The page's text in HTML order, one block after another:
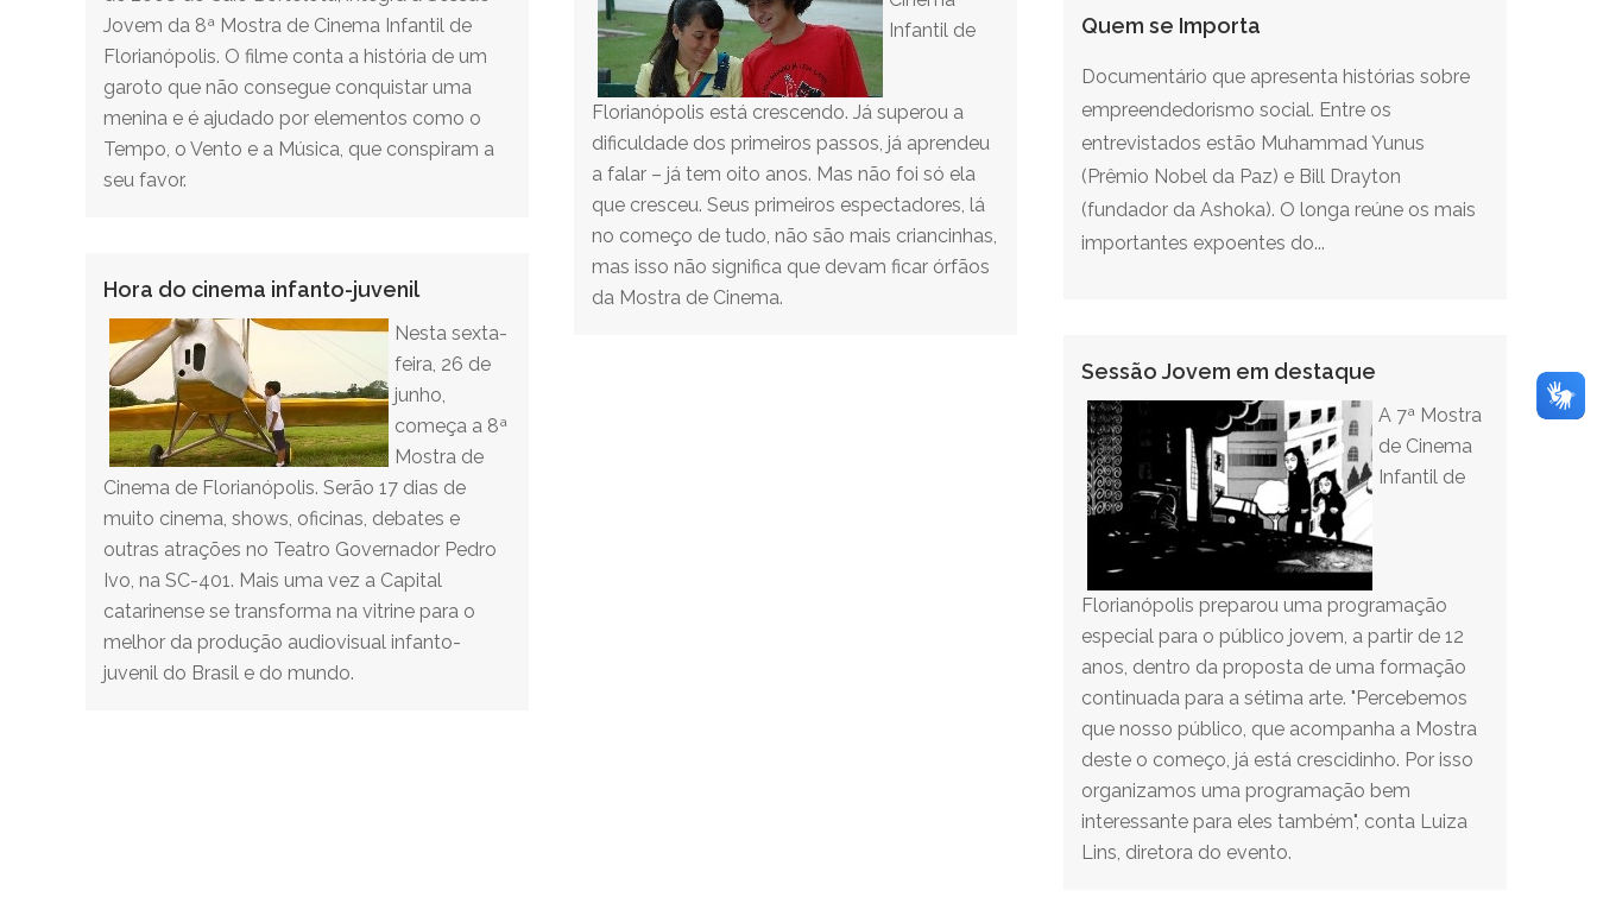
Quem se Importa
Documentário que apresenta histórias sobre
empreendedorismo social. Entre os
entrevistados estão Muhammad Yunus
(Prêmio Nobel da Paz) e Bill Drayton
(fundador da Ashoka). O longa reúne os mais
importantes expoentes do...
Jovem da 8ª Mostra de Cinema Infantil de
Florianópolis. O filme conta a história de um
garoto que não consegue conquistar uma
menina e é ajudado por elementos como o
Tempo, o Vento e a Música, que conspiram a
seu favor.
Infantil de
Florianópolis está crescendo. Já superou a
dificuldade dos primeiros passos, já aprendeu
a falar – já tem oito anos. Mas não foi só ela
que cresceu. Seus primeiros espectadores, lá
no começo de tudo, não são mais criancinhas,
mas isso não significa que devam ficar órfãos
da Mostra de Cinema.
Hora do cinema infanto-juvenil
Nesta sexta-
feira, 26 de
junho,
começa a 8ª
Mostra de
Cinema de Florianópolis. Serão 17 dias de
muito cinema, shows, oficinas, debates e
outras atrações no Teatro Governador Pedro
Ivo, na SC-401. Mais uma vez a Capital
catarinense se transforma na vitrine para o
melhor da produção audiovisual infanto-
juvenil do Brasil e do mundo.
Sessão Jovem em destaque
A 7ª Mostra
de Cinema
Infantil de
Florianópolis preparou uma programação
especial para o público jovem, a partir de 12
anos, dentro da proposta de uma formação
continuada para a sétima arte. "Percebemos
que nosso público, que acompanha a Mostra
deste o começo, já está crescidinho. Por isso
organizamos uma programação bem
interessante para eles também", conta Luiza
Lins, diretora do evento.